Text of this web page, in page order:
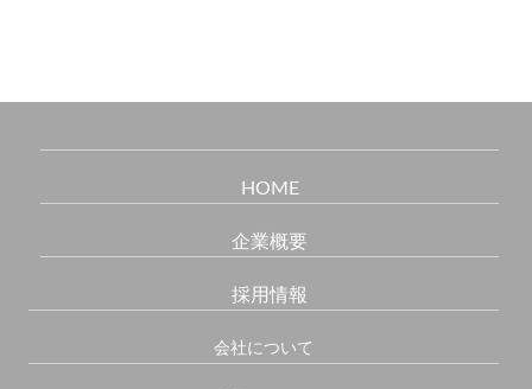
HOME
企業概要
採用情報
会社について